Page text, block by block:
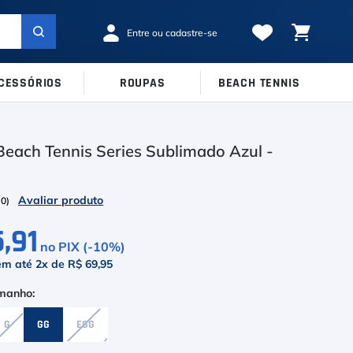
Ver Todos
Inni
Robin Soderling
Wilson
38 39 40
ROUPAS BEACH TENNIS
Tennis Series Sublimado Azul -
0)
no PIX (-10%)
até2x de R$ 69,95
G GG EGG